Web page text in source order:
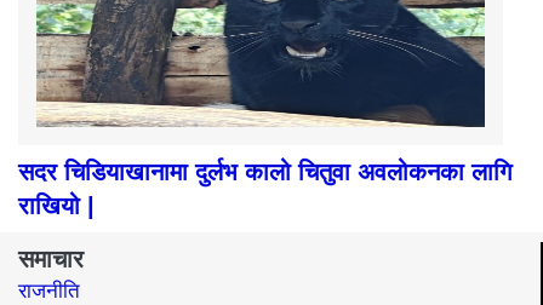
सदर चिडियाखानामा दुर्लभ कालो चितुवा अवलोकनका लागि
राखियो |
समाचार
राजनीति